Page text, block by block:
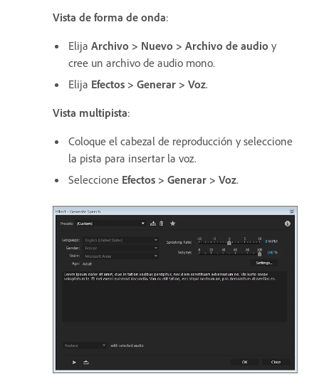
Vista de forma de onda:
Elija Archivo > Nuevo > Archivo de audio y
cree un archivo de audio mono.
Elija Efectos > Generar > Voz.
Vista multipista:
Coloque el cabezal de reproducción y seleccione
la pista para insertar la voz.
Seleccione Efectos > Generar > Voz.